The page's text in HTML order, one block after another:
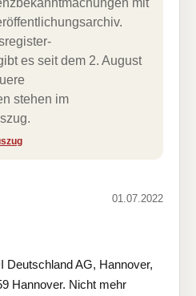
mit
es seit dem 2. August
stehen im
01.07.2022
Deutschland AG, Hannover,
Hannover. Nicht mehr